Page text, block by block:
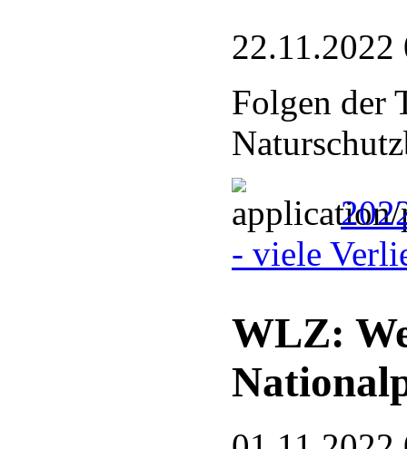
22.11.2022
Folgen der
- viele
WLZ: